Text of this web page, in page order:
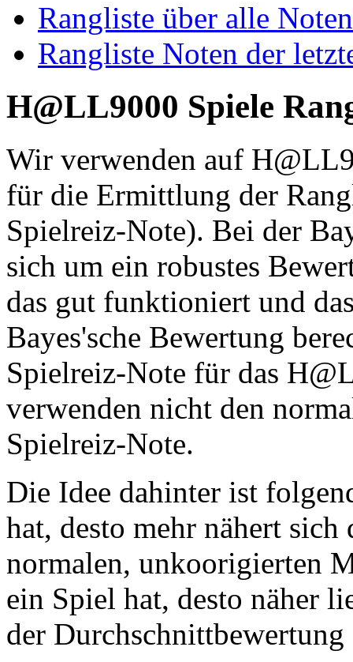
Rangliste über alle Noten
Rangliste Noten der
H@LL9000 Spiele
Wir verwenden auf
für die Ermittlung der
Spielreiz-Note). Bei der
sich um ein robustes
das gut funktioniert und
Bayes'sche Bewertung
Spielreiz-Note für das
verwenden nicht den
Spielreiz-Note.
Die Idee dahinter ist
hat, desto mehr nähert
normalen, unkoorigierten
ein Spiel hat, desto näher
der